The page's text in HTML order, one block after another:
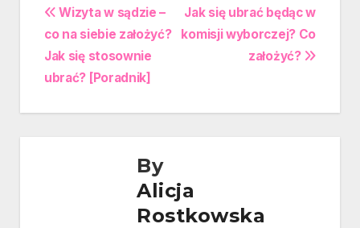
Nawigacja
wpisu
Jak się ubrać będąc w
komisji wyborczej? Co
założyć?
Wizyta w sądzie –
co na siebie założyć?
Jak się stosownie
ubrać? [Poradnik]
By
Alicja
Rostkowska